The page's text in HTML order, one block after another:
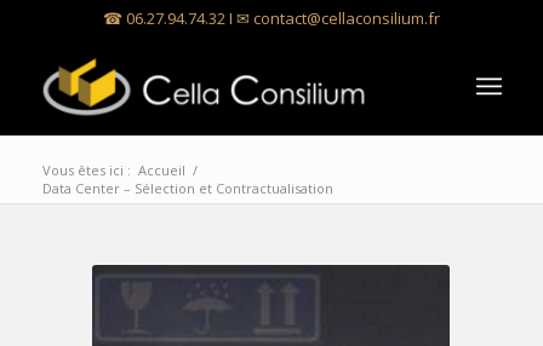
☎ 06.27.94.74.32 I ✉ contact@cellaconsilium.fr
Vous êtes ici : Accueil /
Data Center – Sélection et Contractualisation